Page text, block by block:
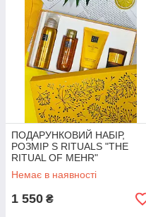
ПОДАРУНКОВИЙ НАБІР,
РОЗМІР S RITUALS "THE
RITUAL OF MEHR"
Немає в наявності
1 550 ₴